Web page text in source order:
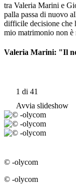
tra Valeria Marini e
palla passa di nuovo
difficile decisione che
mio matrimonio non
Valeria Marini: "Il
1 di 41
Avvia slideshow
© -olycom
© -olycom